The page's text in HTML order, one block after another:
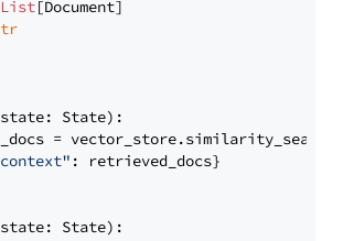
List[Document]
state: State):
=
: retrieved_docs}
state: State):